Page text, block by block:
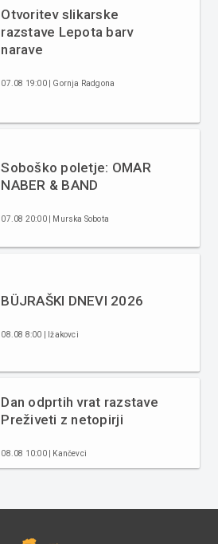
Otvoritev slikarske
razstave Lepota barv
narave
07.08 19:00 | Gornja Radgona
Soboško poletje: OMAR
NABER & BAND
07.08 20:00 | Murska Sobota
BÜJRAŠKI DNEVI 2026
08.08 8:00 | Ižakovci
Dan odprtih vrat razstave
Preživeti z netopirji
08.08 10:00 | Kančevci